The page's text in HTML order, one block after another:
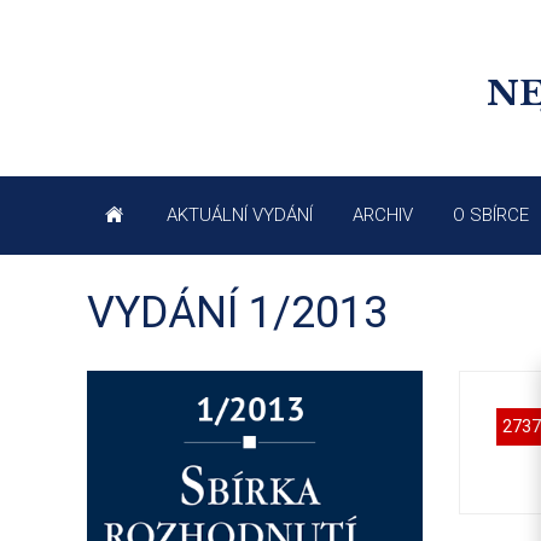
AKTUÁLNÍ VYDÁNÍ ARCHIV O SBÍRCE
VYDÁNÍ 1/2013